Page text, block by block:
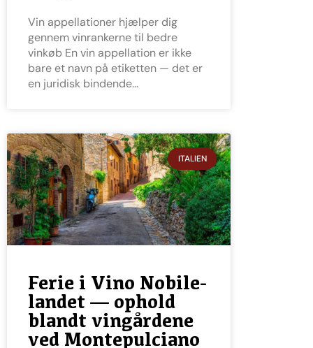
Vin appellationer hjælper dig
gennem vinrankerne til bedre
vinkøb En vin appellation er ikke
bare et navn på etiketten — det er
en juridisk bindende
ITALIEN
Ferie i Vino Nobile-
landet — ophold
blandt vingårdene
ved Montepulciano